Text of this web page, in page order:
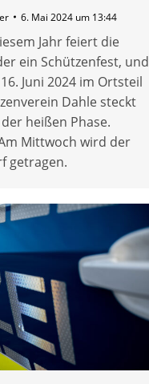
6. Mai 2024 um 13:44
Jahr feiert die
ein Schützenfest, und
Juni 2024 im Ortsteil
Dahle steckt
heißen Phase.
Mittwoch wird der
getragen.